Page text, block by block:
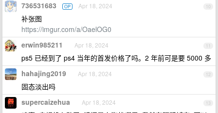
10
736531683 OP Apr 18, 2024
补张图
https://imgur.com/a/OaelOG0
11
erwin985211 Apr 18, 2024
ps5 已经到了 ps4 当年的首发价格了吗。2 年前可是要 5000 多
12
hahajing2019 Apr 18, 2024
固态淡出吗
13
supercaizehua Apr 18, 2024